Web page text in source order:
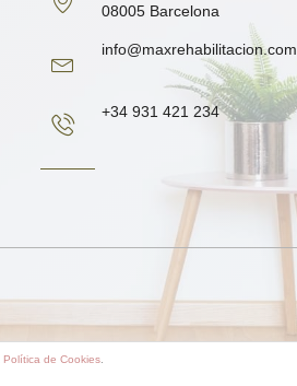
08005 Barcelona
info@maxrehabilitacion.com
+34 931 421 234
Política de Cookies